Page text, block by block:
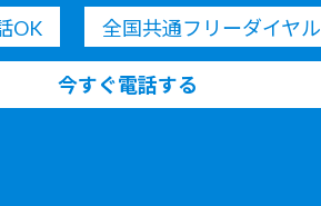
OK 全国共通フリーダイヤル
今すぐ電話する